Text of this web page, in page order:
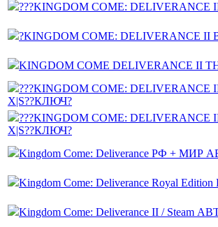
???KINGDOM COME: DELIVERANCE
?KINGDOM COME: DELIVERANCE II
KINGDOM COME DELIVERANCE II
???KINGDOM COME: DELIVERANCE
X|S??КЛЮЧ?
???KINGDOM COME: DELIVERANCE
X|S??КЛЮЧ?
Kingdom Come: Deliverance РФ + МИР
Kingdom Come: Deliverance Royal
Kingdom Come: Deliverance II / Steam